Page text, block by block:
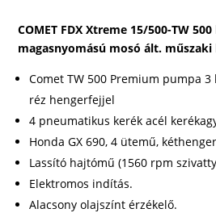
COMET FDX Xtreme 15/500-TW
magasnyomású mosó ált. műszaki
Comet TW 500 Premium pumpa
réz hengerfejjel
4 pneumatikus kerék acél
Honda GX 690, 4 ütemű,
Lassító hajtómű (1560 rpm
Elektromos indítás.
Alacsony olajszínt érzékelő.